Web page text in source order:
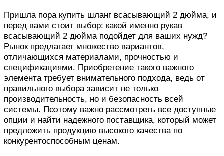
Пришла пора купить шланг всасывающий 2 дюйма, и
перед вами стоит выбор: какой именно рукав
всасывающий 2 дюйма подойдет для ваших нужд?
Рынок предлагает множество вариантов,
отличающихся материалами, прочностью и
спецификациями. Приобретение такого важного
элемента требует внимательного подхода, ведь от
правильного выбора зависит не только
производительность, но и безопасность всей
системы. Поэтому важно рассмотреть все доступные
опции и найти надежного поставщика, который может
предложить продукцию высокого качества по
конкурентоспособным ценам.